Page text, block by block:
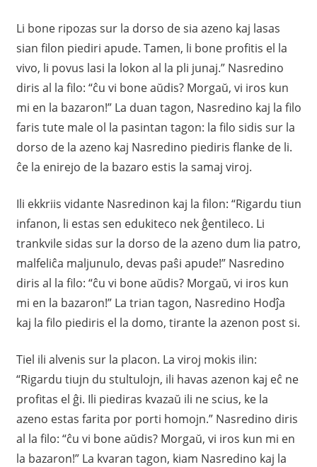
Li bone ripozas sur la dorso de sia azeno kaj lasas
sian filon piediri apude. Tamen, li bone profitis el la
vivo, li povus lasi la lokon al la pli junaj.” Nasredino
diris al la filo: “ĉu vi bone aŭdis? Morgaŭ, vi iros kun
mi en la bazaron!” La duan tagon, Nasredino kaj la filo
faris tute male ol la pasintan tagon: la filo sidis sur la
dorso de la azeno kaj Nasredino piediris flanke de li.
ĉe la enirejo de la bazaro estis la samaj viroj.
Ili ekkriis vidante Nasredinon kaj la filon: “Rigardu tiun
infanon, li estas sen edukiteco nek ĝentileco. Li
trankvile sidas sur la dorso de la azeno dum lia patro,
malfeliĉa maljunulo, devas paŝi apude!” Nasredino
diris al la filo: “ĉu vi bone aŭdis? Morgaŭ, vi iros kun
mi en la bazaron!” La trian tagon, Nasredino Hodĵa
kaj la filo piediris el la domo, tirante la azenon post si.
Tiel ili alvenis sur la placon. La viroj mokis ilin:
“Rigardu tiujn du stultulojn, ili havas azenon kaj eĉ ne
profitas el ĝi. Ili piediras kvazaŭ ili ne scius, ke la
azeno estas farita por porti homojn.” Nasredino diris
al la filo: “ĉu vi bone aŭdis? Morgaŭ, vi iros kun mi en
la bazaron!” La kvaran tagon, kiam Nasredino kaj la